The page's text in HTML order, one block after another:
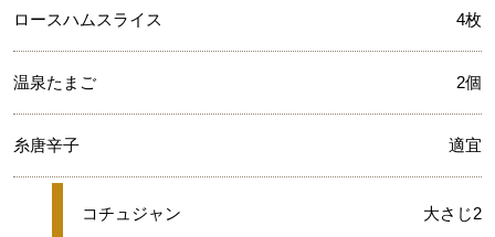
ロースハムスライス 4枚
温泉たまご 2個
糸唐辛子 適宜
★
コチュジャン 大さじ2